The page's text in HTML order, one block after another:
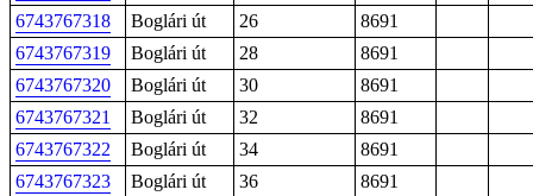
6743767318
Boglári út 26
8691
6743767319
Boglári út 28
8691
6743767320
Boglári út 30
8691
6743767321
Boglári út 32
8691
6743767322
Boglári út 34
8691
6743767323
Boglári út 36
8691